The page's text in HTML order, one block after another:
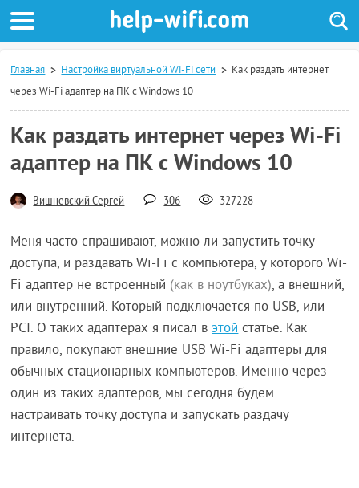
Главная Настройка виртуальной Wi-Fi сети
Как раздать интернет
через Wi-Fi адаптер на ПК с Windows 10
Как раздать интернет через Wi-Fi
адаптер на ПК с Windows 10
Вишневский Сергей 306 327228
Меня часто спрашивают, можно ли запустить точку
доступа, и раздавать Wi-Fi с компьютера, у которого Wi-
Fi адаптер не встроенный (как в ноутбуках), а внешний,
или внутренний. Который подключается по USB, или
PCI. О таких адаптерах я писал вэтойстатье. Как
правило, покупают внешние USB Wi-Fi адаптеры для
обычных стационарных компьютеров. Именно через
один из таких адаптеров, мы сегодня будем
настраивать точку доступа и запускать раздачу
интернета.